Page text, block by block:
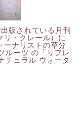
版されている月刊
リ・クレール）に
ーナリストの草分
ルーツ の「リフレ
チュラル ウォータ
ました。